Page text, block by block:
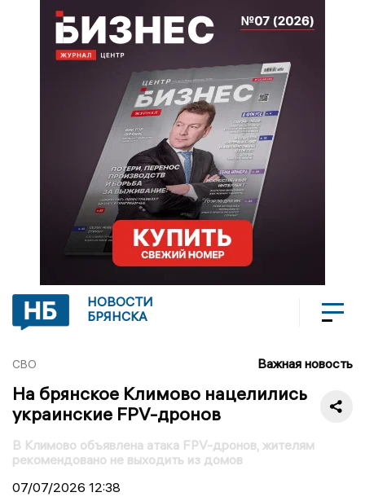
НОВОСТИ
БРЯНСКА
СВО Важная новость
На брянское Климово нацелились
украинские FPV-дронов
В Климово объявлена атака FPV-дронов, жителям
рекомендовано не выходить из домов
07/07/2026 12:38